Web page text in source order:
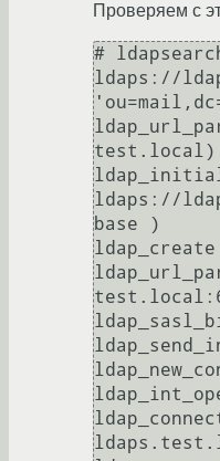
Проверяем с
#
ldaps://
test.local)
ldaps://
base )
ldap_create